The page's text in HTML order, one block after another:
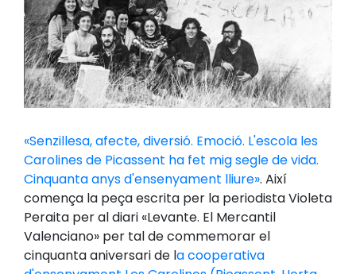
«Senzillesa, afecte, diversió. Emoció. L'escola les
Carolines de Picassent ha fet mig segle de vida.
Cinquanta anys d'ensenyament lliure». Així
comença la peça escrita per la periodista Violeta
Peraita per al diari «Levante. El Mercantil
Valenciano» per tal de commemorar el
cinquanta aniversari de la cooperativa